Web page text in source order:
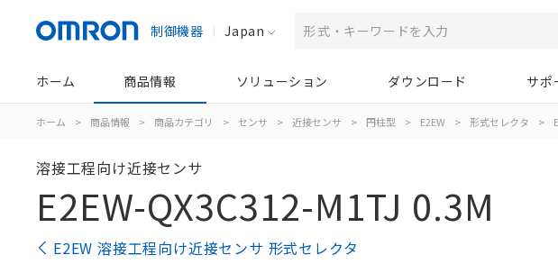
制御機器 Japan
ホーム 商品情報 ソリューション ダウンロード サポ
ホーム > 商品情報 > 商品カテゴリ > センサ > 近接センサ > 円柱型 > E2EW > 形式セレクタ >
溶接工程向け近接センサ
E2EW-QX3C312-M1TJ 0.3M
E2EW 溶接工程向け近接センサ 形式セレクタ